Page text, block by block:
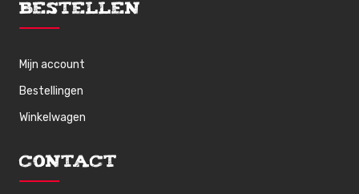
Bestellen
Mijn account
Bestellingen
Winkelwagen
Contact